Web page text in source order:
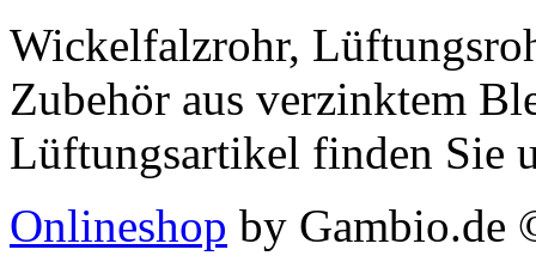
Wickelfalzrohr,
Zubehör aus verzinktem
Lüftungsartikel finden Sie
Onlineshop by Gambio.de